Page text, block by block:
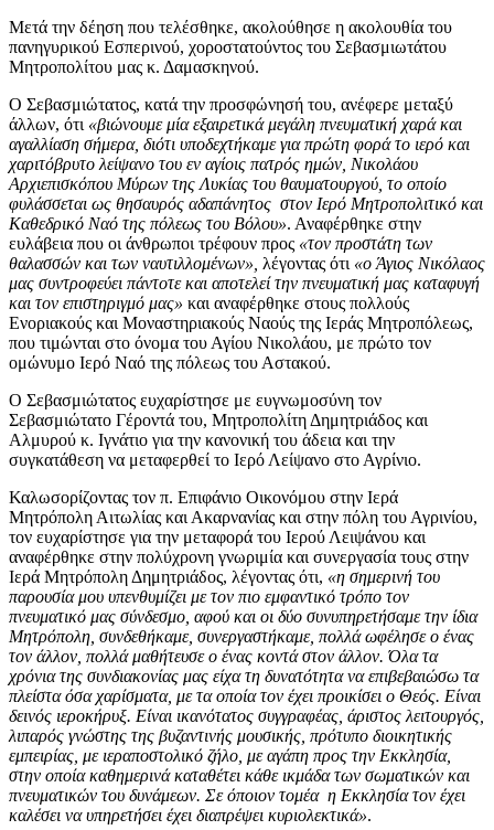
Μετά την δέηση που τελέσθηκε, ακολούθησε η ακολουθία του
πανηγυρικού Εσπερινού, χοροστατούντος του Σεβασμιωτάτου
Μητροπολίτου μας κ. Δαμασκηνού.
Ο Σεβασμιώτατος, κατά την προσφώνησή του, ανέφερε μεταξύ
άλλων, ότι «βιώνουμε μία εξαιρετικά μεγάλη πνευματική χαρά και
αγαλλίαση σήμερα, διότι υποδεχτήκαμε για πρώτη φορά το ιερό και
χαριτόβρυτο λείψανο του εν αγίοις πατρός ημών, Νικολάου
Αρχιεπισκόπου Μύρων της Λυκίας του θαυματουργού, το οποίο
φυλάσσεται ως θησαυρός αδαπάνητος στον Ιερό Μητροπολιτικό και
Καθεδρικό Ναό της πόλεως του Βόλου». Αναφέρθηκε στην
ευλάβεια που οι άνθρωποι τρέφουν προς «τον προστάτη των
θαλασσών και των ναυτιλλομένων», λέγοντας ότι «ο Άγιος Νικόλαος
μας συντροφεύει πάντοτε και αποτελεί την πνευματική μας καταφυγή
και τον επιστηριγμό μας» και αναφέρθηκε στους πολλούς
Ενοριακούς και Μοναστηριακούς Ναούς της Ιεράς Μητροπόλεως,
που τιμώνται στο όνομα του Αγίου Νικολάου, με πρώτο τον
ομώνυμο Ιερό Ναό της πόλεως του Αστακού.
Ο Σεβασμιώτατος ευχαρίστησε με ευγνωμοσύνη τον
Σεβασμιώτατο Γέροντά του, Μητροπολίτη Δημητριάδος και
Αλμυρού κ. Ιγνάτιο για την κανονική του άδεια και την
συγκατάθεση να μεταφερθεί το Ιερό Λείψανο στο Αγρίνιο.
Καλωσορίζοντας τον π. Επιφάνιο Οικονόμου στην Ιερά
Μητρόπολη Αιτωλίας και Ακαρνανίας και στην πόλη του Αγρινίου,
τον ευχαρίστησε για την μεταφορά του Ιερού Λειψάνου και
αναφέρθηκε στην πολύχρονη γνωριμία και συνεργασία τους στην
Ιερά Μητρόπολη Δημητριάδος, λέγοντας ότι, «η σημερινή του
παρουσία μου υπενθυμίζει με τον πιο εμφαντικό τρόπο τον
πνευματικό μας σύνδεσμο, αφού και οι δύο συνυπηρετήσαμε την ίδια
Μητρόπολη, συνδεθήκαμε, συνεργαστήκαμε, πολλά ωφέλησε ο ένας
τον άλλον, πολλά μαθήτευσε ο ένας κοντά στον άλλον. Όλα τα
χρόνια της συνδιακονίας μας είχα τη δυνατότητα να επιβεβαιώσω τα
πλείστα όσα χαρίσματα, με τα οποία τον έχει προικίσει ο Θεός. Είναι
δεινός ιεροκήρυξ. Είναι ικανότατος συγγραφέας, άριστος λειτουργός,
λιπαρός γνώστης της βυζαντινής μουσικής, πρότυπο διοικητικής
εμπειρίας, με ιεραποστολικό ζήλο, με αγάπη προς την Εκκλησία,
στην οποία καθημερινά καταθέτει κάθε ικμάδα των σωματικών και
πνευματικών του δυνάμεων. Σε όποιον τομέα η Εκκλησία τον έχει
καλέσει να υπηρετήσει έχει διαπρέψει κυριολεκτικά».